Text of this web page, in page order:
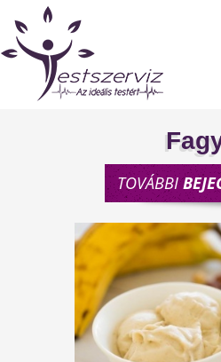
TOVÁBBI